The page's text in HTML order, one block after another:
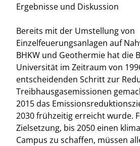
Ergebnisse und Diskussion
Bereits mit der Umstellung von
Einzelfeuerungsanlagen auf
BHKW und Geothermie hat die
Universität im Zeitraum von
entscheidenden Schritt zur
Treibhausgasemissionen
2015 das
2030 frühzeitig erreicht wurde.
Zielsetzung, bis 2050 einen
Campus zu schaffen, müssen